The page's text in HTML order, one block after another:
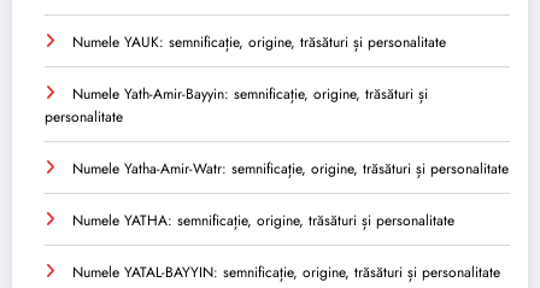
Numele YAUK: semnificație, origine, trăsături și personalitate
Numele Yath-Amir-Bayyin: semnificație, origine, trăsături și
personalitate
Numele Yatha-Amir-Watr: semnificație, origine, trăsături și personalitate
Numele YATHA: semnificație, origine, trăsături și personalitate
Numele YATAL-BAYYIN: semnificație, origine, trăsături și personalitate